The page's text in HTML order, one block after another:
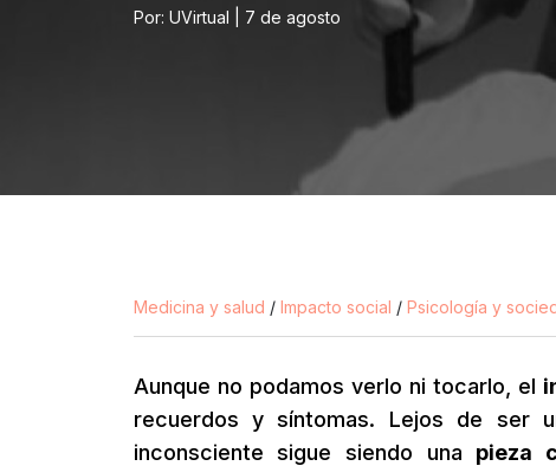
Por: UVirtual | 7 de agosto
Medicina y salud / Impacto social / Psicología y
Aunque no podamos verlo ni tocarlo, el
recuerdos y síntomas. Lejos de ser
inconsciente sigue siendo una pieza